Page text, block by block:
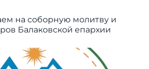
на соборную молитву и
Балаковской епархии